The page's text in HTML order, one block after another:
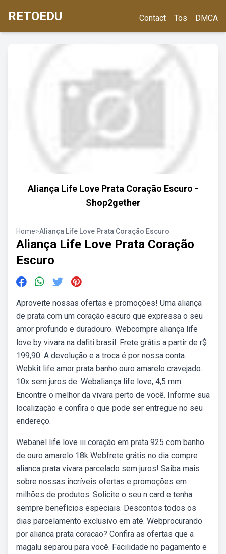
RETOEDU Contact Tos DMCA
Aliança Life Love Prata Coração Escuro -
Shop2gether
Home>Aliança Life Love Prata Coração Escuro
Aliança Life Love Prata Coração
Escuro
Aproveite nossas ofertas e promoções! Uma aliança
de prata com um coração escuro que expressa o seu
amor profundo e duradouro. Webcompre aliança life
love by vivara na dafiti brasil. Frete grátis a partir de r$
199,90. A devolução e a troca é por nossa conta.
Webkit life amor prata banho ouro amarelo cravejado.
10x sem juros de. Webaliança life love, 4,5 mm.
Encontre o melhor da vivara perto de você. Informe sua
localização e confira o que pode ser entregue no seu
endereço.
Webanel life love iii coração em prata 925 com banho
de ouro amarelo 18k Webfrete grátis no dia compre
alianca prata vivara parcelado sem juros! Saiba mais
sobre nossas incríveis ofertas e promoções em
milhões de produtos. Solicite o seu n card e tenha
sempre benefícios especiais. Descontos todos os
dias parcelamento exclusivo em até. Webprocurando
por alianca prata coracao? Confira as ofertas que a
magalu separou para você. Facilidade no pagamento e